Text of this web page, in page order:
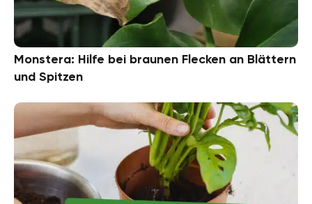
Monstera: Hilfe bei braunen Flecken an Blättern
und Spitzen